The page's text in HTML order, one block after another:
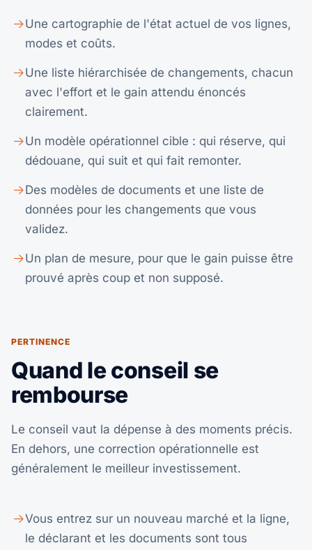
Une cartographie de l'état actuel de vos lignes,
modes et coûts.
Une liste hiérarchisée de changements, chacun
avec l'effort et le gain attendu énoncés
clairement.
Un modèle opérationnel cible : qui réserve, qui
dédouane, qui suit et qui fait remonter.
Des modèles de documents et une liste de
données pour les changements que vous
validez.
Un plan de mesure, pour que le gain puisse être
prouvé après coup et non supposé.
PERTINENCE
Quand le conseil se
rembourse
Le conseil vaut la dépense à des moments précis.
En dehors, une correction opérationnelle est
généralement le meilleur investissement.
Vous entrez sur un nouveau marché et la ligne,
le déclarant et les documents sont tous